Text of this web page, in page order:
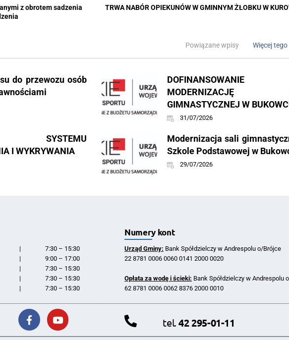
z obrotem sadzenia
TRWA NABÓR OPIEKUNÓW W GMINNYM ŻŁOBKU W
Powiązane wpisy Więcej
do przewozu osób
MODERNIZACJĘ
GIMNASTYCZNEJ W
31/07/2026
SYSTEMU
I WYKRYWANIA
Modernizacja sali
Szkole Podstawowej w
29/07/2026
|
7:30 – 15:30
|
9:00 – 17:00
|
7:30 – 15:30
|
7:30 – 15:30
| 7:30 – 15:30
Numery kont
Urząd Gminy: Bank Spółdzielczy w Andrespolu o/Brójce
22 8781 0006 0060 0141 2000 0020
Opłata za wodę i ścieki: Bank Spółdzielczy w Andrespolu
62 8781 0006 0062 8376 2000 0010
tel.42 295-01-11